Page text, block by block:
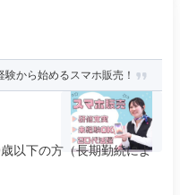
から始めるスマホ販売！
以下の方（長期勤続によ